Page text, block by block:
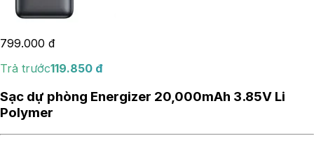
799.000 đ
Trả trước119.850 đ
Sạc dự phòng Energizer 20,000mAh 3.85V Li
Polymer